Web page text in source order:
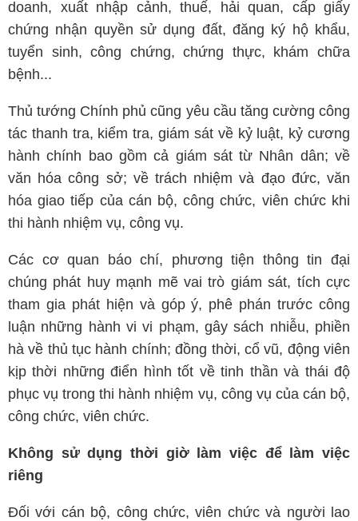
doanh, xuất nhập cảnh, thuế, hải quan, cấp giấy
chứng nhận quyền sử dụng đất, đăng ký hộ khẩu,
tuyển sinh, công chứng, chứng thực, khám chữa
bệnh...
Thủ tướng Chính phủ cũng yêu cầu tăng cường công
tác thanh tra, kiểm tra, giám sát về kỷ luật, kỷ cương
hành chính bao gồm cả giám sát từ Nhân dân; về
văn hóa công sở; về trách nhiệm và đạo đức, văn
hóa giao tiếp của cán bộ, công chức, viên chức khi
thi hành nhiệm vụ, công vụ.
Các cơ quan báo chí, phương tiện thông tin đại
chúng phát huy mạnh mẽ vai trò giám sát, tích cực
tham gia phát hiện và góp ý, phê phán trước công
luận những hành vi vi phạm, gây sách nhiễu, phiền
hà về thủ tục hành chính; đồng thời, cổ vũ, động viên
kịp thời những điển hình tốt về tinh thần và thái độ
phục vụ trong thi hành nhiệm vụ, công vụ của cán bộ,
công chức, viên chức.
Không sử dụng thời giờ làm việc để làm việc
riêng
Đối với cán bộ, công chức, viên chức và người lao